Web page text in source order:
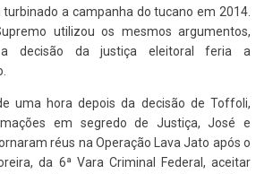
a campanha do tucano em 2014.
utilizou os mesmos argumentos,
a decisão da justiça eleitoral feria a
uma hora depois da decisão de Toffoli,
em segredo de Justiça, José e
réus na Operação Lava Jato após o
da 6ª Vara Criminal Federal, aceitar